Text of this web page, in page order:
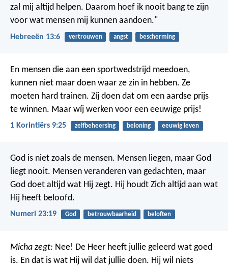
zal mij altijd helpen. Daarom hoef ik nooit bang te zijn
voor wat mensen mij kunnen aandoen."
Hebreeën 13:6 vertrouwen angst bescherming
En mensen die aan een sportwedstrijd meedoen,
kunnen niet maar doen waar ze zin in hebben. Ze
moeten hard trainen. Zíj doen dat om een aardse prijs
te winnen. Maar wíj werken voor een eeuwige prijs!
1 Korintiërs 9:25 zelfbeheersing beloning eeuwig leven
God is niet zoals de mensen. Mensen liegen, maar God
liegt nooit. Mensen veranderen van gedachten, maar
God doet altijd wat Hij zegt. Hij houdt Zich altijd aan wat
Hij heeft beloofd.
Numeri 23:19 God betrouwbaarheid beloften
Micha zegt: Nee! De Heer heeft jullie geleerd wat goed
is. En dat is wat Hij wil dat jullie doen. Hij wil niets